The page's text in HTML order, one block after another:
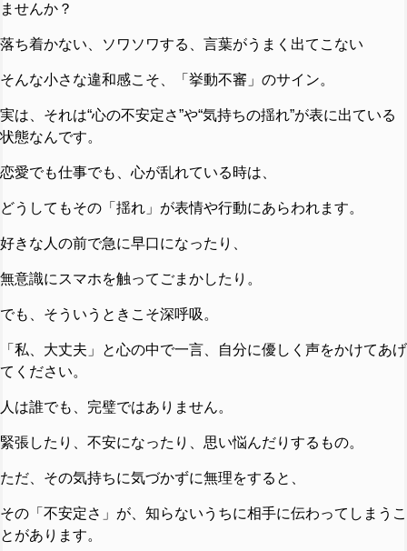
ませんか？
落ち着かない、ソワソワする、言葉がうまく出てこない
そんな小さな違和感こそ、「挙動不審」のサイン。
実は、それは“心の不安定さ”や“気持ちの揺れ”が表に出ている
状態なんです。
恋愛でも仕事でも、心が乱れている時は、
どうしてもその「揺れ」が表情や行動にあらわれます。
好きな人の前で急に早口になったり、
無意識にスマホを触ってごまかしたり。
でも、そういうときこそ深呼吸。
「私、大丈夫」と心の中で一言、自分に優しく声をかけてあげ
てください。
人は誰でも、完璧ではありません。
緊張したり、不安になったり、思い悩んだりするもの。
ただ、その気持ちに気づかずに無理をすると、
その「不安定さ」が、知らないうちに相手に伝わってしまうこ
とがあります。